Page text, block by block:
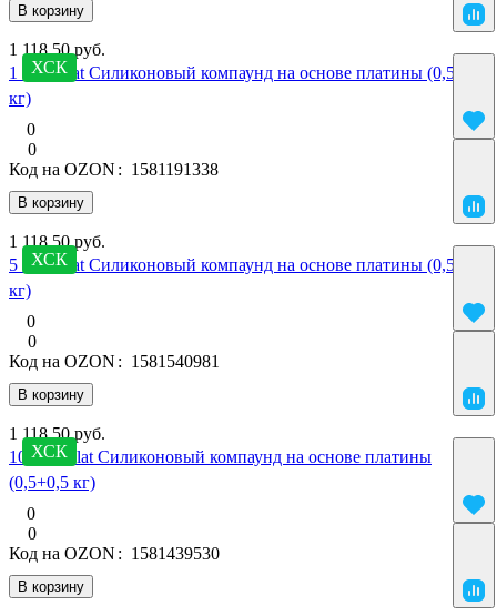
В корзину
ХСК
1 118.50 руб.
1 SilcoPlat Силиконовый компаунд на основе платины (0,5+0,5
кг)
0
0
В корзину
Код на OZON : 1581191338
ХСК
1 118.50 руб.
5 SilcoPlat Силиконовый компаунд на основе платины (0,5+0,5
кг)
0
0
В корзину
Код на OZON : 1581540981
ХСК
1 118.50 руб.
10 SilcoPlat Силиконовый компаунд на основе платины
(0,5+0,5 кг)
0
0
В корзину
Код на OZON : 1581439530